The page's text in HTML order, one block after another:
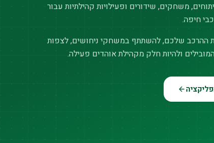
משחקים, שידורים ופעילויות קהילתיות עבור
חיפה.
ההרכב שלכם, להשתתף במשחקי ניחושים, לצפות
ולהיות חלק מקהילת אוהדים פעילה.